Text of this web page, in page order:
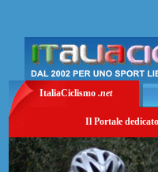
ItaliaCiclismo .net
Il Portale